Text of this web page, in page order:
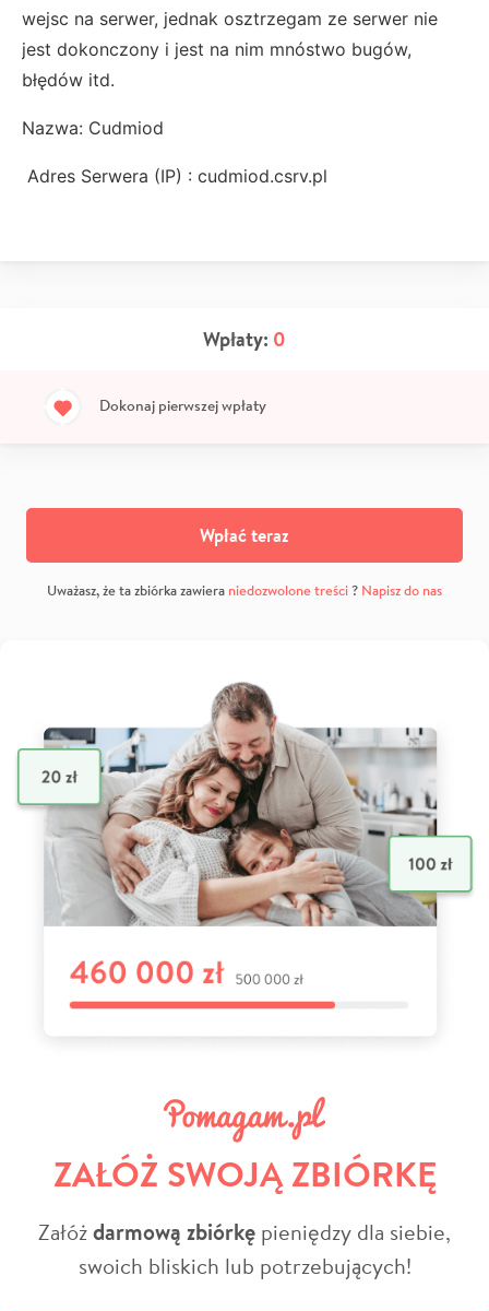
wejsc na serwer, jednak osztrzegam ze serwer nie
jest dokonczony i jest na nim mnóstwo bugów,
błędów itd.
Nazwa: Cudmiod
Adres Serwera (IP) : cudmiod.csrv.pl
Wpłaty: 0
Dokonaj pierwszej wpłaty
Wpłać teraz
Uważasz, że ta zbiórka zawiera niedozwolone treści? Napisz do nas
ZAŁÓŻ SWOJĄ ZBIÓRKĘ
Załóżdarmową zbiórkę pieniędzy dla siebie,
swoich bliskich lub potrzebujących!